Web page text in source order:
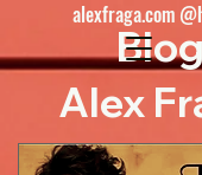
Alex
alexfraga.com